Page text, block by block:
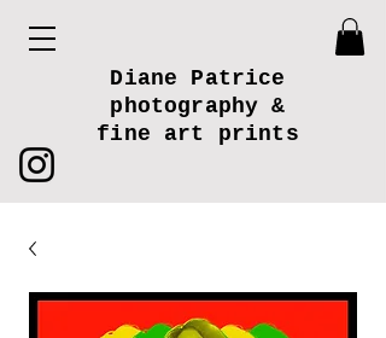
Diane Patrice
photography &
fine art prints